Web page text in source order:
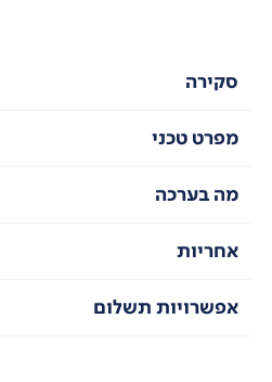
סקירה
מפרט טכני
מה בערכה
אחריות
אפשרויות תשלום